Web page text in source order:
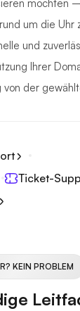
möchten
um die Uhr
und
Ihrer
der
Ticket-
KEIN PROBLEM